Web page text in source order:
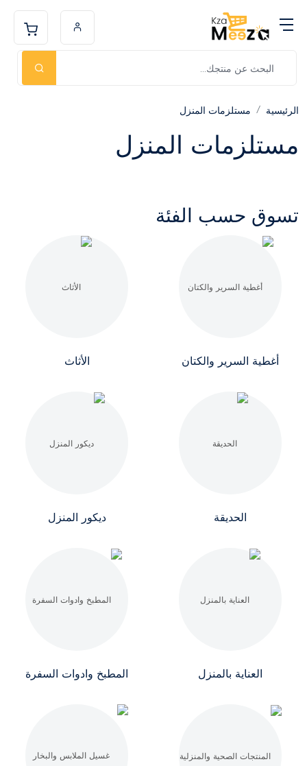
الرئيسية مستلزمات المنزل
مستلزمات المنزل
تسوق حسب الفئة
أغطية السرير والكتان الأثاث
الحديقة ديكور المنزل
العناية بالمنزل المطبخ وادوات السفرة